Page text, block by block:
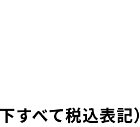
すべて税込表記）